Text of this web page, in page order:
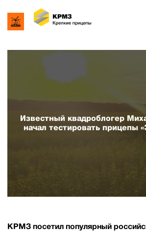
Известный квадроблогер
начал тестировать прицепы
КРМЗ посетил популярный